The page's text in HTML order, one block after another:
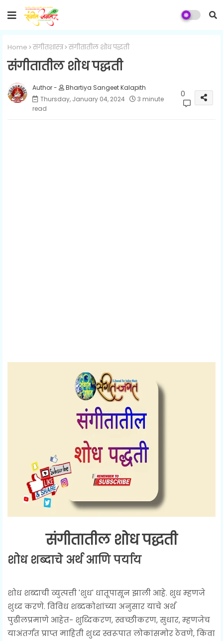
Home संगीतशास्त्र संगीतातील शोध पद्धती
संगीतातील शोध पद्धती
Bhartiya Sangeet Kalapith
Thursday, January 04, 2024
3 minute
read
0
संगीतातील शोध पद्धती
शोध शब्दाचे अर्थ आणि पर्याय
शोध शब्दाची व्युत्पत्ती 'शुध' धातूपासून झाली आहे. शुध म्हणजे
शुध्द करणे. विविध शब्दकोशांच्या अनुसार याचे अर्थ
पुढीलप्रमाणे आहेत- शुध्दिकरण, स्वच्छीकरण, सुधार, म्हणजेच
याअंतर्गत प्राप्त माहिती शुध्द स्वरूपात लोकांसमोर ठेवणे, किंवा